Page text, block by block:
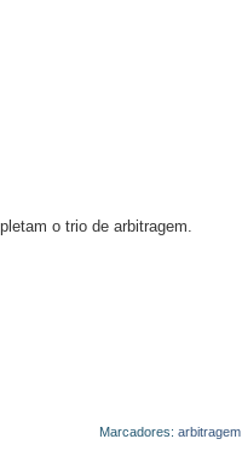
o trio de arbitragem.
Marcadores: arbitragem